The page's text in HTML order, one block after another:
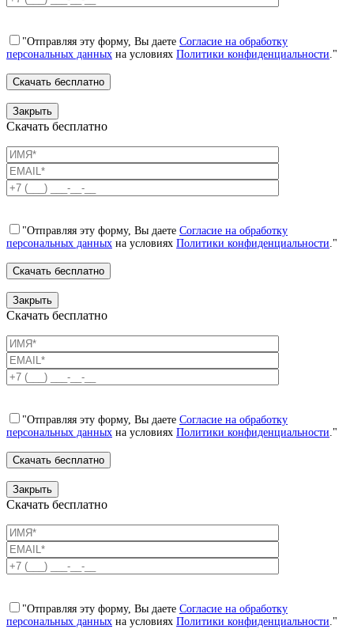
"Отправляя эту форму, Вы даете Согласие на обработку
персональных данных на условиях Политики конфиденциальности."
Закрыть
Скачать бесплатно
"Отправляя эту форму, Вы даете Согласие на обработку
персональных данных на условиях Политики конфиденциальности."
Закрыть
Скачать бесплатно
"Отправляя эту форму, Вы даете Согласие на обработку
персональных данных на условиях Политики конфиденциальности."
Закрыть
Скачать бесплатно
"Отправляя эту форму, Вы даете Согласие на обработку
персональных данных на условиях Политики конфиденциальности."